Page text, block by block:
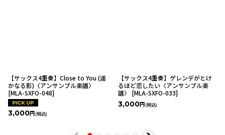
【サックス4重奏】Close to You (遥
かなる影)〈アンサンブル楽譜〉
[MLA-SXFO-048]
3,000円 (税込)
【サックス4重奏】ゲレンデがとけ
るほど恋したい〈アンサンブル楽
譜〉
[MLA-SXFO-033]
3,000円 (税込)